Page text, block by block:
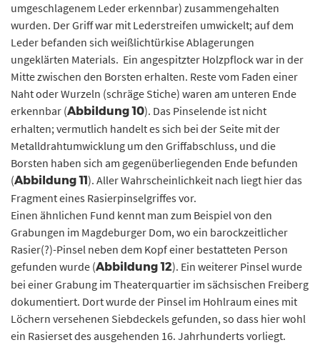
umgeschlagenem Leder erkennbar) zusammengehalten
wurden. Der Griff war mit Lederstreifen umwickelt; auf dem
Leder befanden sich weißlichtürkise Ablagerungen
ungeklärten Materials. Ein angespitzter Holzpflock war in der
Mitte zwischen den Borsten erhalten. Reste vom Faden einer
Naht oder Wurzeln (schräge Stiche) waren am unteren Ende
erkennbar (Abbildung 10). Das Pinselende ist nicht
erhalten; vermutlich handelt es sich bei der Seite mit der
Metalldrahtumwicklung um den Griffabschluss, und die
Borsten haben sich am gegenüberliegenden Ende befunden
(Abbildung 11). Aller Wahrscheinlichkeit nach liegt hier das
Fragment eines Rasierpinselgriffes vor.
Einen ähnlichen Fund kennt man zum Beispiel von den
Grabungen im Magdeburger Dom, wo ein barockzeitlicher
Rasier(?)-Pinsel neben dem Kopf einer bestatteten Person
gefunden wurde (Abbildung 12). Ein weiterer Pinsel wurde
bei einer Grabung im Theaterquartier im sächsischen Freiberg
dokumentiert. Dort wurde der Pinsel im Hohlraum eines mit
Löchern versehenen Siebdeckels gefunden, so dass hier wohl
ein Rasierset des ausgehenden 16. Jahrhunderts vorliegt.